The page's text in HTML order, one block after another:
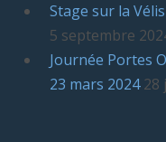
Stage sur la
5 septembre
Journée Portes
23 mars 2024 28